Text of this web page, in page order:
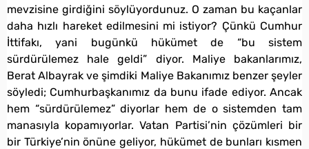
mevzisine girdiğini söylüyordunuz. O zaman bu kaçanlar
daha hızlı hareket edilmesini mi istiyor? Çünkü Cumhur
İttifakı, yani bugünkü hükümet de “bu sistem
sürdürülemez hale geldi” diyor. Maliye bakanlarımız,
Berat Albayrak ve şimdiki Maliye Bakanımız benzer şeyler
söyledi; Cumhurbaşkanımız da bunu ifade ediyor. Ancak
hem “sürdürülemez” diyorlar hem de o sistemden tam
manasıyla kopamıyorlar. Vatan Partisi’nin çözümleri bir
bir Türkiye’nin önüne geliyor, hükümet de bunları kısmen